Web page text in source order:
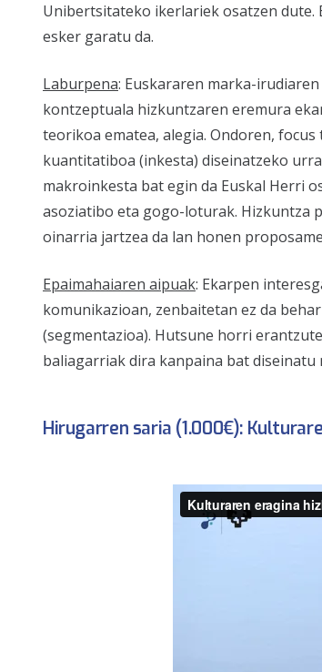
Unibertsitateko ikerlariek osatzen
esker garatu da.
Laburpena: Euskararen marka-
kontzeptuala hizkuntzaren eremura
teorikoa ematea, alegia. Ondoren,
kuantitatiboa (inkesta) diseinatzeko
makroinkesta bat egin da Euskal Herri
asoziatibo eta gogo-loturak. Hizkuntza
oinarria jartzea da lan honen
Epaimahaiaren aipuak: Ekarpen
komunikazioan, zenbaitetan ez da
(segmentazioa). Hutsune horri
baliagarriak dira kanpaina bat diseinatu
Hirugarren saria (1.000€):